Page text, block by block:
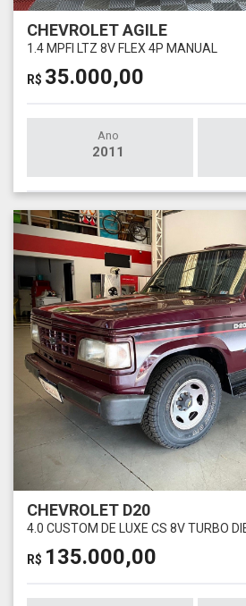
CHEVROLET AGILE
1.4 MPFI LTZ 8V FLEX 4P MANUAL
R$ 35.000,00
Ano
2011
CHEVROLET D20
4.0 CUSTOM DE LUXE CS 8V TURBO
R$ 135.000,00